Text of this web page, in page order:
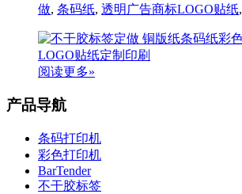
做, 条码纸, 透明广告商标LOGO贴纸,
阅读更多»
产品导航
条码打印机
彩色打印机
BarTender
不干胶标签